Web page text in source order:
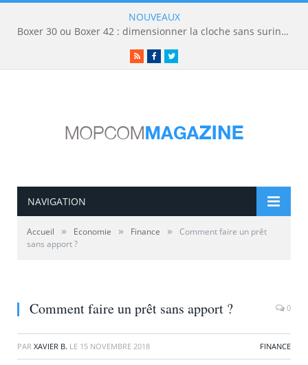
NOUVEAUX
Boxer 30 ou Boxer 42 : dimensionner la cloche sans surinvestir
RSSFacebookTwitter
NAVIGATION
Accueil » Economie » Finance »
Comment faire un prêt
sans apport ?
Comment faire un prêt sans apport ? 0
PAR XAVIER B. LE 15 NOVEMBRE 2018 FINANCE